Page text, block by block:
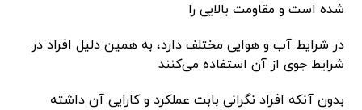
شده است و مقاومت بالایی را
در شرایط آب و هوایی مختلف دارد، به همین دلیل افراد در
شرایط جوی از آن استفاده می‌کنند
بدون آنکه افراد نگرانی بابت عملکرد و کارایی آن داشته